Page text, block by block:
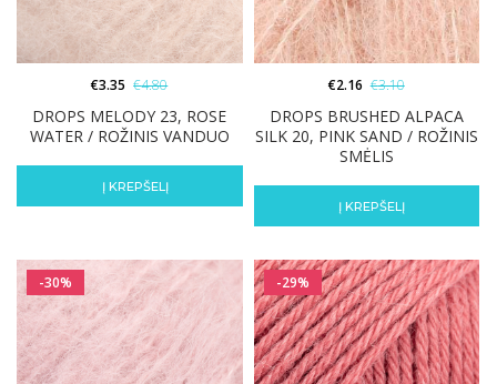
DROPS MELODY 23, ROSE
WATER / ROŽINIS VANDUO
€3.35 €4.80
Į KREPŠELĮ
DROPS BRUSHED ALPACA
SILK 20, PINK SAND / ROŽINIS
SMĖLIS
€2.16 €3.10
Į KREPŠELĮ
-30% -29%